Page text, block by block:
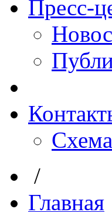
Пресс-
/
Главная